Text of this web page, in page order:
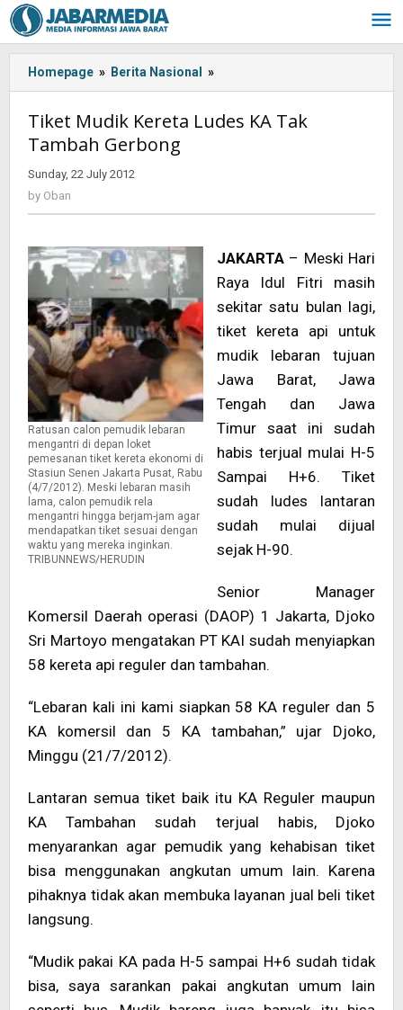
Skip
to
content
Homepage » Berita Nasional »
-:IN-
>Tiket
Gerbong<!-
-:-
Tiket Mudik Kereta Ludes KA Tak
Tambah Gerbong
Sunday, 22 July 2012
by Oban
Ratusan calon pemudik lebaran
mengantri di depan loket
pemesanan tiket kereta ekonomi di
Stasiun Senen Jakarta Pusat, Rabu
(4/7/2012). Meski lebaran masih
lama, calon pemudik rela
mengantri hingga berjam-jam agar
mendapatkan tiket sesuai dengan
waktu yang mereka inginkan.
TRIBUNNEWS/HERUDIN
JAKARTA – Meski Hari
Raya Idul Fitri masih
sekitar satu bulan lagi,
tiket kereta api untuk
mudik lebaran tujuan
Jawa Barat, Jawa
Tengah dan Jawa
Timur saat ini sudah
habis terjual mulai H-5
Sampai H+6. Tiket
sudah ludes lantaran
sudah mulai dijual
sejak H-90.
Senior Manager
Komersil Daerah operasi (DAOP) 1 Jakarta, Djoko
Sri Martoyo mengatakan PT KAI sudah menyiapkan
58 kereta api reguler dan tambahan.
“Lebaran kali ini kami siapkan 58 KA reguler dan 5
KA komersil dan 5 KA tambahan,” ujar Djoko,
Minggu (21/7/2012).
Lantaran semua tiket baik itu KA Reguler maupun
KA Tambahan sudah terjual habis, Djoko
menyarankan agar pemudik yang kehabisan tiket
bisa menggunakan angkutan umum lain. Karena
pihaknya tidak akan membuka layanan jual beli tiket
langsung.
“Mudik pakai KA pada H-5 sampai H+6 sudah tidak
bisa, saya sarankan pakai angkutan umum lain